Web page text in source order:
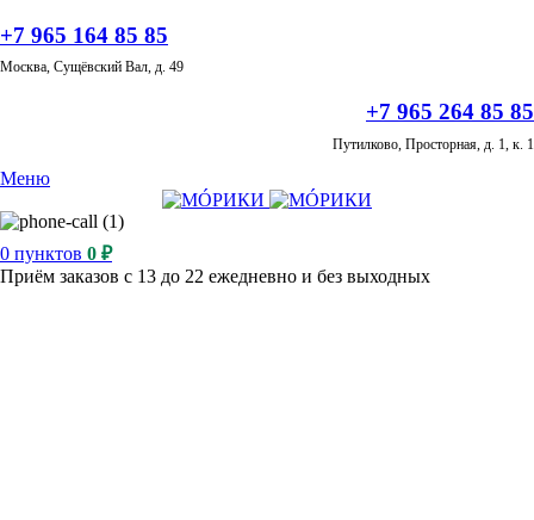
+7 965 164 85 85
Москва, Сущёвский Вал, д. 49
+7 965 264 85 85
Путилково, Просторная, д. 1, к. 1
Меню
0 пунктов 0 ₽
Приём заказов с 13 до 22 ежедневно и без выходных